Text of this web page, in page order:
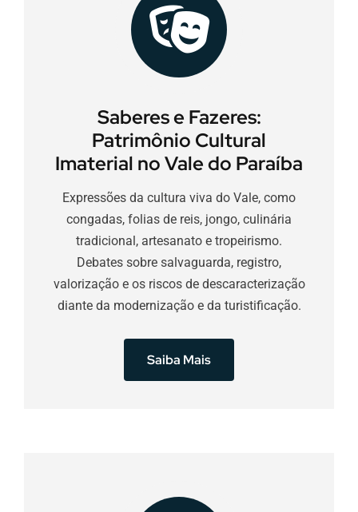
Saberes e Fazeres:
Patrimônio Cultural
Imaterial no Vale do Paraíba
Expressões da cultura viva do Vale, como
congadas, folias de reis, jongo, culinária
tradicional, artesanato e tropeirismo.
Debates sobre salvaguarda, registro,
valorização e os riscos de descaracterização
diante da modernização e da turistificação.
Saiba Mais